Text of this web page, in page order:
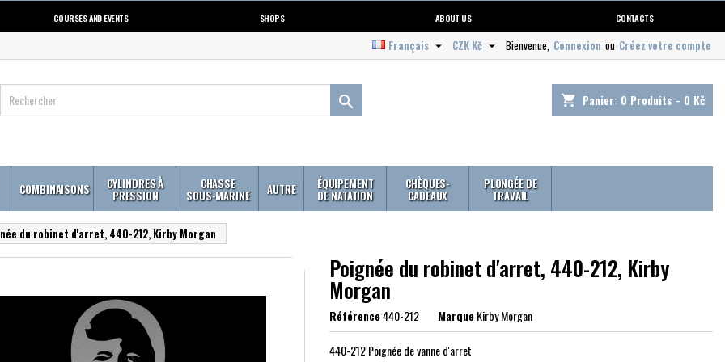
COURSES AND EVENTS SHOPS ABOUT US CONTACTS
Bienvenue, Connexion ou Créez votre compte
CZK Kč 
Français 
shopping_cart Panier: 0 Produits - 0 Kč

COMBINAISONS CYLINDRES À
PRESSION
CHASSE
SOUS-MARINE AUTRE ÉQUIPEMENT
DE NATATION
CHÈQUES-
CADEAUX
PLONGÉE DE
TRAVAIL
du robinet d'arret, 440-212, Kirby Morgan
Poignée du robinet d'arret, 440-212, Kirby
Morgan
Référence440-212 MarqueKirby Morgan
440-212 Poignée de vanne d'arret